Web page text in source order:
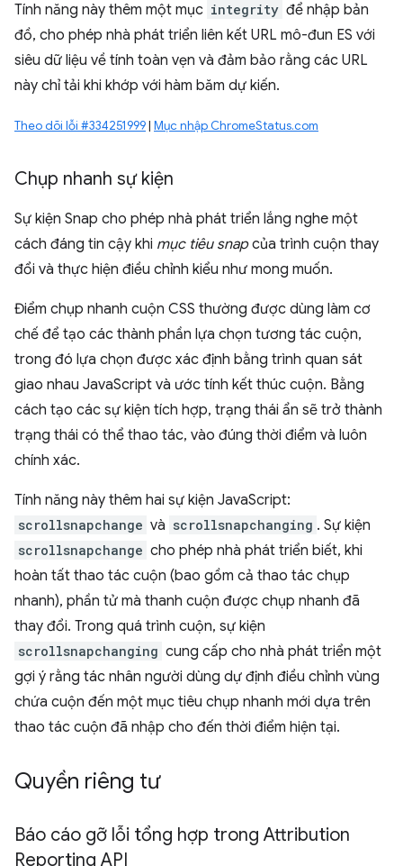
Tính năng này thêm một mục integrity để nhập bản
đồ, cho phép nhà phát triển liên kết URL mô-đun ES với
siêu dữ liệu về tính toàn vẹn và đảm bảo rằng các URL
này chỉ tải khi khớp với hàm băm dự kiến.
Theo dõi lỗi #334251999| Mục nhập ChromeStatus.com
Chụp nhanh sự kiện
Sự kiện Snap cho phép nhà phát triển lắng nghe một
cách đáng tin cậy khi mục tiêu snapcủa trình cuộn thay
đổi và thực hiện điều chỉnh kiểu như mong muốn.
Điểm chụp nhanh cuộn CSS thường được dùng làm cơ
chế để tạo các thành phần lựa chọn tương tác cuộn,
trong đó lựa chọn được xác định bằng trình quan sát
giao nhau JavaScript và ước tính kết thúc cuộn. Bằng
cách tạo các sự kiện tích hợp, trạng thái ẩn sẽ trở thành
trạng thái có thể thao tác, vào đúng thời điểm và luôn
chính xác.
Tính năng này thêm hai sự kiện JavaScript:
scrollsnapchange và scrollsnapchanging . Sự kiện
scrollsnapchange cho phép nhà phát triển biết, khi
hoàn tất thao tác cuộn (bao gồm cả thao tác chụp
nhanh), phần tử mà thanh cuộn được chụp nhanh đã
thay đổi. Trong quá trình cuộn, sự kiện
scrollsnapchanging cung cấp cho nhà phát triển một
gợi ý rằng tác nhân người dùng dự định điều chỉnh vùng
chứa cuộn đến một mục tiêu chụp nhanh mới dựa trên
thao tác cuộn đã nhập cho đến thời điểm hiện tại.
Quyền riêng tư
Báo cáo gỡ lỗi tổng hợp trong Attribution
Reporting API